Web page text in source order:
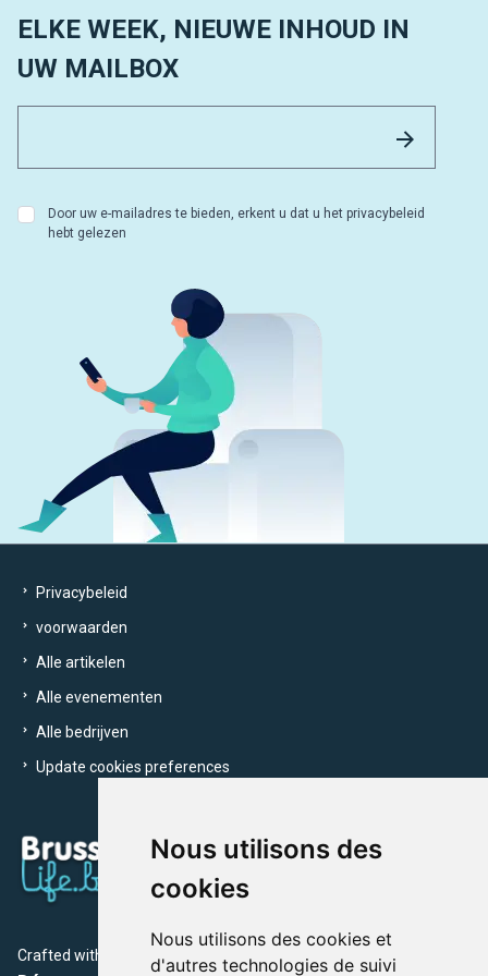
Nous utilisons des
cookies
Nous utilisons des cookies et
d'autres technologies de suivi
ELKE WEEK, NIEUWE INHOUD IN
UW MAILBOX
Door uw e-mailadres te bieden, erkent u dat u het privacybeleid
hebt gelezen
Privacybeleid
voorwaarden
Alle artikelen
Alle evenementen
Alle bedrijven
Update cookies preferences
Crafted with by Brusselslife Team